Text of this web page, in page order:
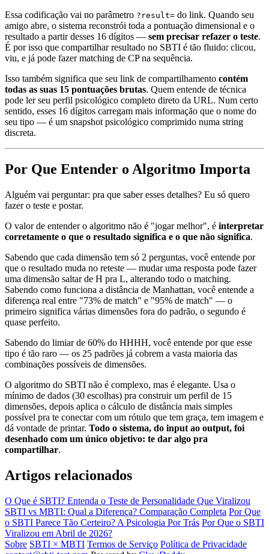
Essa codificação vai no parâmetro ?result= do link. Quando seu
amigo abre, o sistema reconstrói toda a pontuação dimensional e o
resultado a partir desses 16 dígitos — sem precisar refazer o teste.
É por isso que compartilhar resultado no SBTI é tão fluido: clicou,
viu, e já pode fazer matching de CP na sequência.
Isso também significa que seu link de compartilhamento contém
todas as suas 15 pontuações brutas. Quem entende de técnica
pode ler seu perfil psicológico completo direto da URL. Num certo
sentido, esses 16 dígitos carregam mais informação que o nome do
seu tipo — é um snapshot psicológico comprimido numa string
discreta.
Por Que Entender o Algoritmo Importa
Alguém vai perguntar: pra que saber esses detalhes? Eu só quero
fazer o teste e postar.
O valor de entender o algoritmo não é "jogar melhor", é interpretar
corretamente o que o resultado significa e o que não significa.
Sabendo que cada dimensão tem só 2 perguntas, você entende por
que o resultado muda no reteste — mudar uma resposta pode fazer
uma dimensão saltar de H pra L, alterando todo o matching.
Sabendo como funciona a distância de Manhattan, você entende a
diferença real entre "73% de match" e "95% de match" — o
primeiro significa várias dimensões fora do padrão, o segundo é
quase perfeito.
Sabendo do limiar de 60% do HHHH, você entende por que esse
tipo é tão raro — os 25 padrões já cobrem a vasta maioria das
combinações possíveis de dimensões.
O algoritmo do SBTI não é complexo, mas é elegante. Usa o
mínimo de dados (30 escolhas) pra construir um perfil de 15
dimensões, depois aplica o cálculo de distância mais simples
possível pra te conectar com um rótulo que tem graça, tem imagem e
dá vontade de printar. Todo o sistema, do input ao output, foi
desenhado com um único objetivo: te dar algo pra
compartilhar.
Artigos relacionados
O Que é SBTI? Entenda o Teste de Personalidade Que Viralizou
SBTI vs MBTI: Qual a Diferença? Comparação Completa Por Que
o SBTI Parece Tão Certeiro? A Psicologia Por Trás Por Que o SBTI
Viralizou em Abril de 2026?
Sobre SBTI × MBTI Termos de Serviço Política de Privacidade